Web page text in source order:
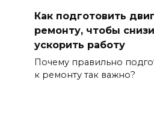
Как подготовить
ремонту, чтобы
ускорить работу
Почему правильно
к ремонту так важно?